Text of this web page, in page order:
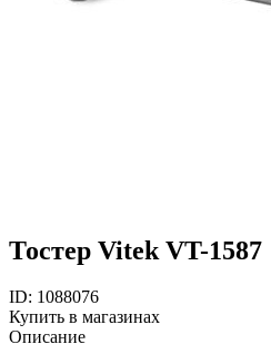
Тостер Vitek VT-1587
ID: 1088076
Купить в магазинах
Описание